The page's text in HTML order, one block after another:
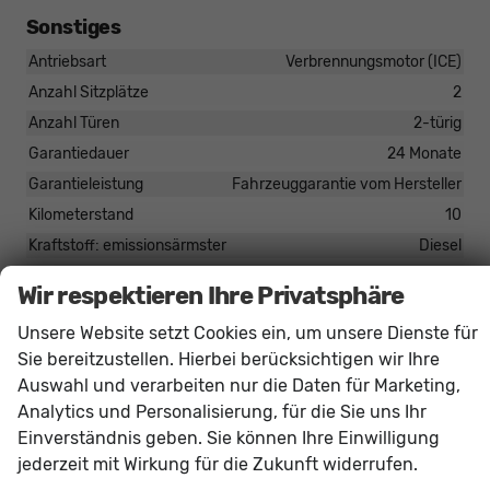
Sonstiges
Antriebsart
Verbrennungsmotor (ICE)
Anzahl Sitzplätze
2
Anzahl Türen
2-türig
Garantiedauer
24 Monate
Garantieleistung
Fahrzeuggarantie vom Hersteller
Kilometerstand
10
Kraftstoff: emissionsärmster
Diesel
Rußpartikelfilter / SCR
vorhanden
Serienausstattungen
Innen
Carbondekor
vorhanden
Wir respektieren Ihre Privatsphäre
Unsere Website setzt Cookies ein, um unsere Dienste für
Sie bereitzustellen. Hierbei berücksichtigen wir Ihre
Auswahl und verarbeiten nur die Daten für Marketing,
Analytics und Personalisierung, für die Sie uns Ihr
Einverständnis geben. Sie können Ihre Einwilligung
jederzeit mit Wirkung für die Zukunft widerrufen.